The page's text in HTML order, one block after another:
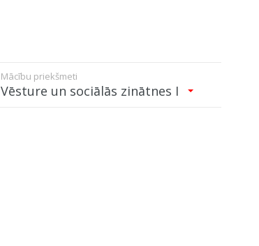
Mācību priekšmeti
Vēsture un sociālās zinātnes I